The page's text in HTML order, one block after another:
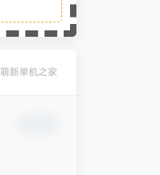
萌新单机之家